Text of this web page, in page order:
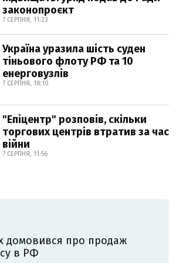
законопроєкт
7 СЕРПНЯ, 11:23
Україна уразила шість суден
тіньового флоту РФ та 10
енерговузлів
7 СЕРПНЯ, 18:10
"Епіцентр" розповів, скільки
торгових центрів втратив за час
війни
7 СЕРПНЯ, 11:56
домовився про продаж
в РФ